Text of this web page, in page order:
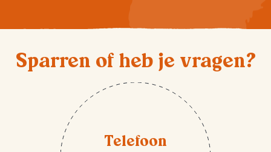
Sparren of heb je vragen?
Telefoon